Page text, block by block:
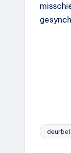
Tags:
deurbel